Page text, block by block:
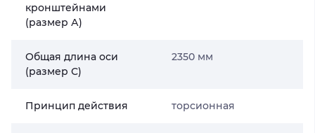
кронштейнами
(размер А)
Общая длина оси
(размер С)
2350 мм
Принцип действия торсионная